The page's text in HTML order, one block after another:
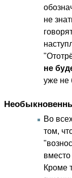
не
не
уже не
Во
том,
вместо
Кроме